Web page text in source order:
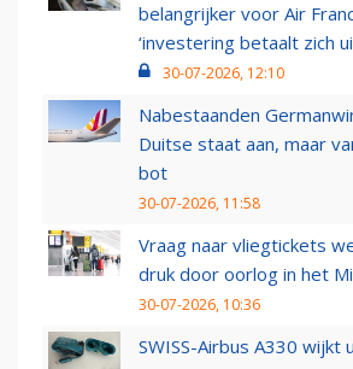
belangrijker voor Air
‘investering betaalt zich
30-07-2026, 12:10
Nabestaanden
Duitse staat aan, maar
bot
30-07-2026, 11:58
Vraag naar vliegtickets
druk door oorlog in het
30-07-2026, 10:36
SWISS-Airbus A330 wijkt